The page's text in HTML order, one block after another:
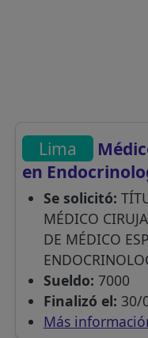
Lima
en
Se solicitó:
MÉDICO
DE MÉDICO
Sueldo: 7000
Finalizó el: 30/
Más